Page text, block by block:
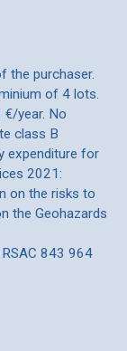
the purchaser.
of 4 lots.
year. No
class B
expenditure for
2021:
on the risks to
the Geohazards
843 964